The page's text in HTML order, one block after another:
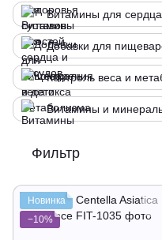
Витамины для
Добавки для
Контроль веса и
Витамины и
Фильтр
Новинка
−10%